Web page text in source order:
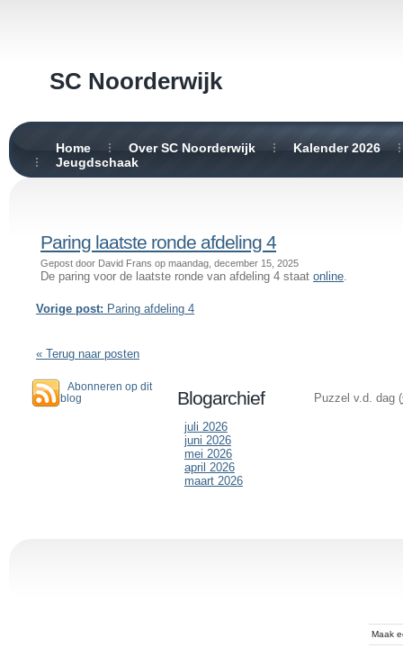
SC Noorderwijk
Home Over SC Noorderwijk
Kalender 2026
Jeugdschaak
Paring laatste ronde afdeling 4
Gepost door David Frans op maandag, december 15, 2025
De paring voor de laatste ronde van afdeling 4 staat online.
Vorige post: Paring afdeling 4
« Terug naar posten
Abonneren op dit
blog
Blogarchief
juli 2026
juni 2026
mei 2026
april 2026
maart 2026
Puzzel v.d. dag (
Maak